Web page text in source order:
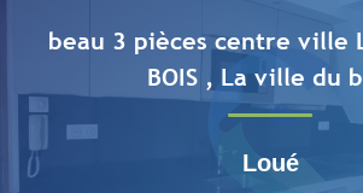
LOUER
Faire Gérer
Conciergerie
beau 3 pièces centre ville
BOIS , La ville du
Loué